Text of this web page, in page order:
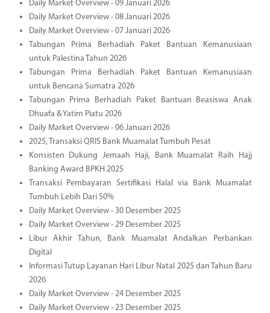
Daily Market Overview - 09 Januari 2026
Daily Market Overview - 08 Januari 2026
Daily Market Overview - 07 Januari 2026
Tabungan Prima Berhadiah Paket Bantuan Kemanusiaan
untuk Palestina Tahun 2026
Tabungan Prima Berhadiah Paket Bantuan Kemanusiaan
untuk Bencana Sumatra 2026
Tabungan Prima Berhadiah Paket Bantuan Beasiswa Anak
Dhuafa & Yatim Piatu 2026
Daily Market Overview - 06 Januari 2026
2025, Transaksi QRIS Bank Muamalat Tumbuh Pesat
Konsisten Dukung Jemaah Haji, Bank Muamalat Raih Hajj
Banking Award BPKH 2025
Transaksi Pembayaran Sertifikasi Halal via Bank Muamalat
Tumbuh Lebih Dari 50%
Daily Market Overview - 30 Desember 2025
Daily Market Overview - 29 Desember 2025
Libur Akhir Tahun, Bank Muamalat Andalkan Perbankan
Digital
Informasi Tutup Layanan Hari Libur Natal 2025 dan Tahun Baru
2026
Daily Market Overview - 24 Desember 2025
Daily Market Overview - 23 Desember 2025